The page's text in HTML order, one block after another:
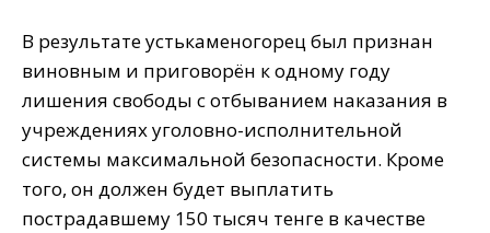
В результате устькаменогорец был признан
виновным и приговорён к одному году
лишения свободы с отбыванием наказания в
учреждениях уголовно-исполнительной
системы максимальной безопасности. Кроме
того, он должен будет выплатить
пострадавшему 150 тысяч тенге в качестве